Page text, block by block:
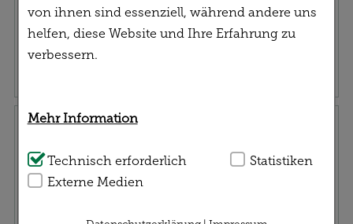
von ihnen sind essenziell, während andere uns
helfen, diese Website und Ihre Erfahrung zu
verbessern.
Mehr Information
Technisch Notwendig:Hierbei handelt es sich
um Cookies, die für die Grundfunktionen
Technisch erforderlich
Statistiken
Externe Medien
Service | Versand